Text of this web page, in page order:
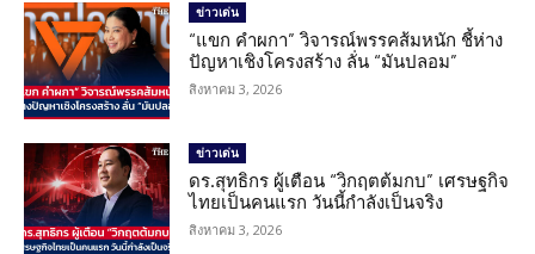
ข่าวเด่น
“แขก คำผกา” วิจารณ์พรรคส้มหนัก ชี้ห่าง
ปัญหาเชิงโครงสร้าง ลั่น “มันปลอม”
สิงหาคม 3, 2026
ข่าวเด่น
ดร.สุทธิกร ผู้เตือน “วิกฤตต้มกบ” เศรษฐกิจ
ไทยเป็นคนแรก วันนี้กำลังเป็นจริง
สิงหาคม 3, 2026